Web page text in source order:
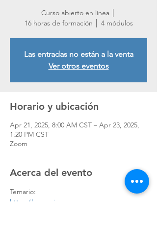
Curso abierto en línea │
16 horas de formación │ 4 módulos
Las entradas no están a la venta
Ver otros eventos
Horario y ubicación
Apr 21, 2025, 8:00 AM CST – Apr 23, 2025,
1:20 PM CST
Zoom
Acerca del evento
Temario:
https://www.qis-